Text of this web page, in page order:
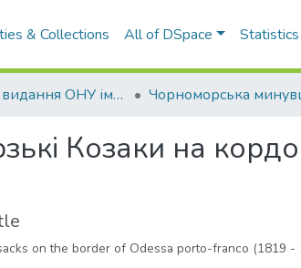
& Collections All of DSpace Statistics
Наукові видання ОНУ імені І. І. Мечникова
Козаки на
on the border of Odessa porto-franco (1819 -